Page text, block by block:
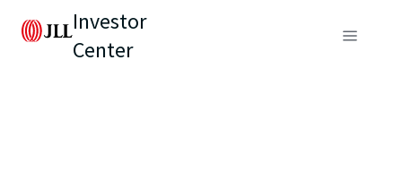
Investor
Center